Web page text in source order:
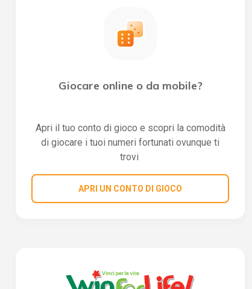
Giocare online o da mobile?
Apri il tuo conto di gioco e scopri la comodità
di giocare i tuoi numeri fortunati ovunque ti
trovi
APRI UN CONTO DI GIOCO